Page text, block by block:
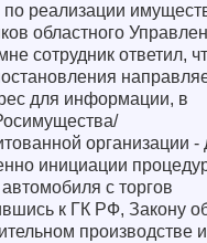
по реализации
областного
сотрудник ответил,
для информации, в
организации -
инициации
с торгов
к ГК РФ, Закону
производстве и